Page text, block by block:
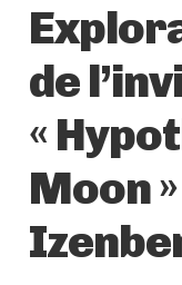
de
«
Moon